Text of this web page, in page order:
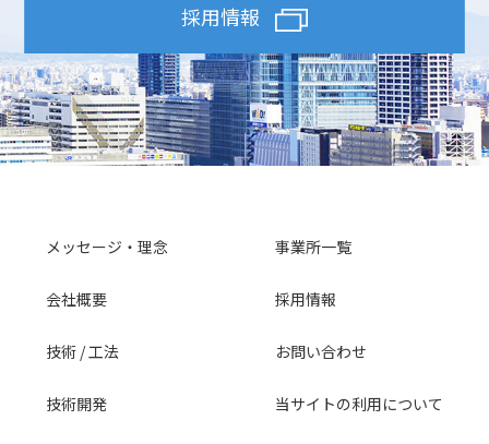
採用情報
メッセージ・理念
会社概要
技術 / 工法
技術開発
事業所一覧
採用情報
お問い合わせ
当サイトの利用について